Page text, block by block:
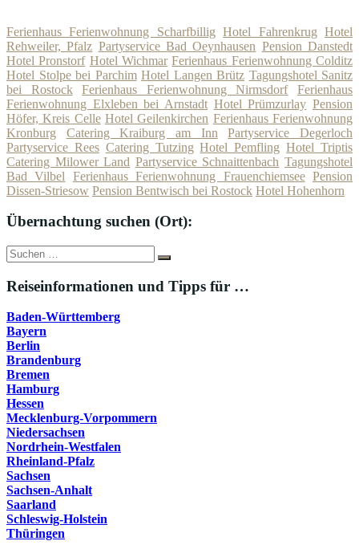
Ferienhaus Ferienwohnung Scharfbillig Hotel Fahrenkrug Hotel
Rehweiler, Pfalz Partyservice Bad Oeynhausen Pension Danstedt
Hotel Pronstorf Hotel Wichmar Ferienhaus Ferienwohnung Colditz
Hotel Stolpe bei Parchim Hotel Langen Brütz Tagungshotel Sanitz
bei Rostock
Ferienhaus Ferienwohnung Nirmsdorf
Ferienhaus
Ferienwohnung Elxleben bei Arnstadt Hotel Prümzurlay Pension
Höfer, Kreis Celle Hotel Geilenkirchen Ferienhaus Ferienwohnung
Kronburg
Catering Kraiburg am Inn
Partyservice Degerloch
Partyservice Rees Catering Tutzing Hotel Pemfling Hotel Triptis
Catering Milower Land Partyservice Schnaittenbach Tagungshotel
Bad Vilbel
Ferienhaus Ferienwohnung Frauenchiemsee Pension
Dissen-Striesow Pension Bentwisch bei Rostock Hotel Hohenhorn
Übernachtung suchen (Ort):
Suche
nach:
Suchen
Reiseinformationen und Tipps für …
Baden-Württemberg
Bayern
Berlin
Brandenburg
Bremen
Hamburg
Hessen
Mecklenburg-Vorpommern
Niedersachsen
Nordrhein-Westfalen
Rheinland-Pfalz
Sachsen
Sachsen-Anhalt
Saarland
Schleswig-Holstein
Thüringen